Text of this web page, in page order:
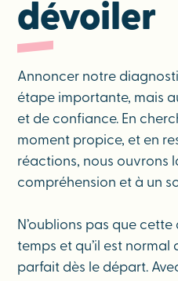
dévoiler
Annoncer notre
étape importante, mais
et de confiance. En
moment propice, et en
réactions, nous ouvrons
compréhension et à un
N’oublions pas que
temps et qu’il est normal
parfait dès le départ.